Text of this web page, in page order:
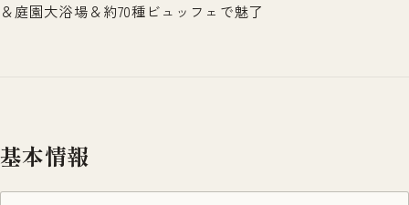
＆庭園大浴場＆約70種ビュッフェで魅了
基本情報